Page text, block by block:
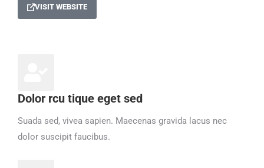
VISIT WEBSITE
Dolor rcu tique eget sed
Suada sed, vivea sapien. Maecenas gravida lacus nec
dolor suscipit faucibus.